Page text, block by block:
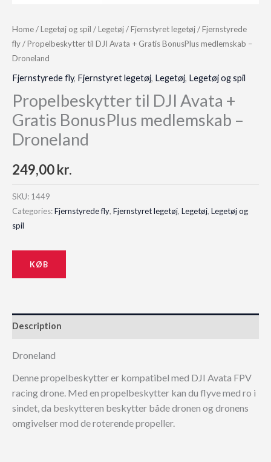
Home/Legetøj og spil /Legetøj/Fjernstyret legetøj/Fjernstyrede
fly/ Propelbeskytter til DJI Avata + Gratis BonusPlus medlemskab –
Droneland
Fjernstyrede fly, Fjernstyret legetøj, Legetøj, Legetøj og spil
Propelbeskytter til DJI Avata +
Gratis BonusPlus medlemskab –
Droneland
249,00kr.
SKU: 1449
Categories:Fjernstyrede fly, Fjernstyret legetøj, Legetøj, Legetøj og
spil
KØB
Description
Droneland
Denne propelbeskytter er kompatibel med DJI Avata FPV
racing drone. Med en propelbeskytter kan du flyve med ro i
sindet, da beskytteren beskytter både dronen og dronens
omgivelser mod de roterende propeller.